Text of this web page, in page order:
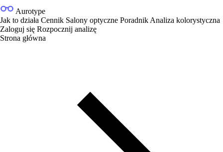
Aurotype
Jak to działa Cennik Salony optyczne Poradnik Analiza kolorystyczna
Zaloguj się Rozpocznij analizę
Strona główna